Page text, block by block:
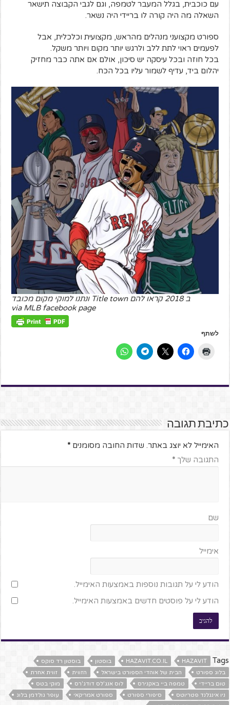
עם כוכבית, בגלל המעבר לטמפה, וגם לגבי הקבוצה תישאר
השאלה מה היה קורה לו בריידי היה נשאר.
ספורט מקצועני מנהלים מהראש, מקצועית וכלכלית, אבל
לפעמים ראוי לתת ללב ולרגש יותר מקום ויותר משקל.
בכל חוזה ובכל עיסקה יש סיכון, אולם אם אתה כבר מחזיק
יהלום ביד, עדיף לשמור עליו בכל הכח.
ב 2018 קראו להם Title town ונתנו למוקי מקום מכובד
via MLB facebook page
לשתף
כתיבת תגובה
האימייל לא יוצג באתר. שדות החובה מסומנים*
התגובה שלך*
שם
אימייל
הודע לי על תגובות נוספות באמצעות האימייל.
הודע לי על פוסטים חדשים באמצעות האימייל.
Tags
HAZAVIT
HAZAVIT.CO.IL בוסטון
בוסטון רד סוקס
בלוג ספורט
הבית של אוהדי הספורט בישראל הזווית
זווית אחרת
טום בריידי
טמפה ביי באקנירס לוס אנג'לס דודג'רס
מוקי בטס
ניו אינגלנד פטריוטס
סיפורי ספורט ספורט אמריקאי
עופר גולדמן בלוג